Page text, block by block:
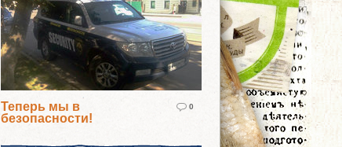
Теперь мы в
безопасности!
0